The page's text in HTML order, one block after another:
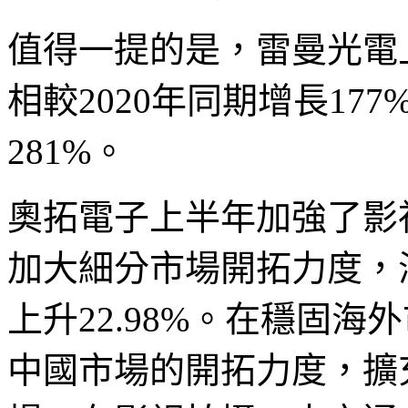
值得一提的是，雷曼光
相較2020年同期增長
281%。
奧拓電子上半年加強了
加大細分市場開拓力度
上升22.98%。在穩固海
中國市場的開拓力度，